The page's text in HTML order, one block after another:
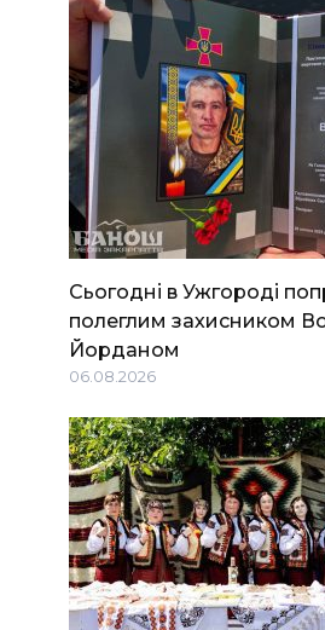
Сьогодні в Ужгороді
полеглим захисником
Йорданом
06.08.2026